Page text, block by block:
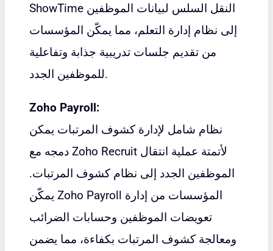
ShowTime
إلى نظام إدارة التعلم، مما يمكّن المؤسسات
من تقديم جلسات تدريبية جذابة وتفاعلية
للموظفين الجدد.
Zoho Payroll:
نظام شامل لإدارة كشوف المرتبات يمكن
دمجه مع Zoho Recruit لأتمتة عملية انتقال
الموظفين الجدد إلى نظام كشوف المرتبات.
Zoho Payroll
تعويضات الموظفين وحسابات الضرائب
ومعالجة كشوف المرتبات بكفاءة، مما يضمن